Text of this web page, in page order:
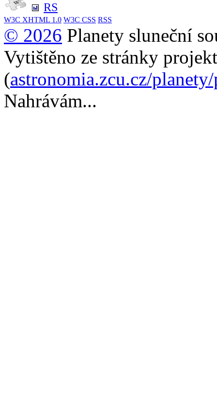
RS
W3C XHTML 1.0 W3C CSS RSS
© 2026 Planety sluneční
Vytištěno ze stránky
(astronomia.zcu.cz/
Nahrávám...